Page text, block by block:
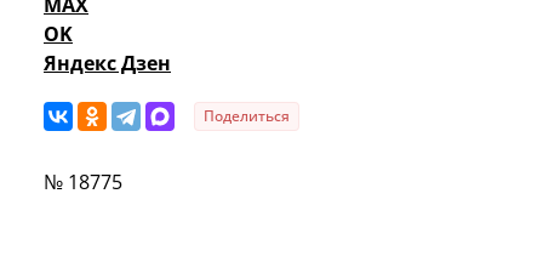
OK
Яндекс Дзен
Поделиться
№ 18775